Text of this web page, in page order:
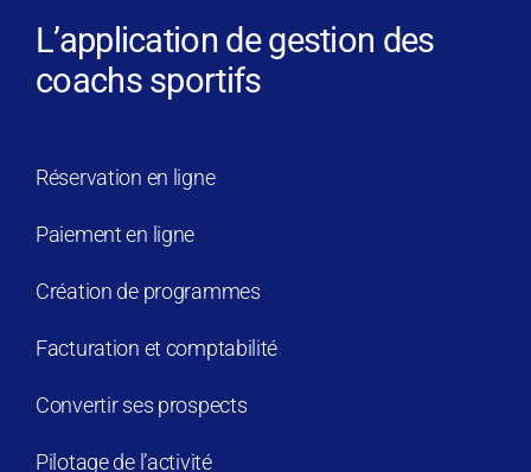
L’application de gestion des
coachs sportifs
Réservation en ligne
Paiement en ligne
Création de programmes
Facturation et comptabilité
Convertir ses prospects
Pilotage de l’activité